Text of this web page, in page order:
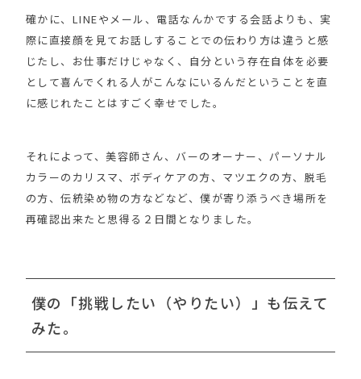
確かに、LINEやメール、電話なんかでする会話よりも、実
際に直接顔を見てお話しすることでの伝わり方は違うと感
じたし、お仕事だけじゃなく、自分という存在自体を必要
として喜んでくれる人がこんなにいるんだということを直
に感じれたことはすごく幸せでした。
それによって、美容師さん、バーのオーナー、パーソナル
カラーのカリスマ、ボディケアの方、マツエクの方、脱毛
の方、伝統染め物の方などなど、僕が寄り添うべき場所を
再確認出来たと思得る２日間となりました。
僕の「挑戦したい（やりたい）」も伝えて
みた。